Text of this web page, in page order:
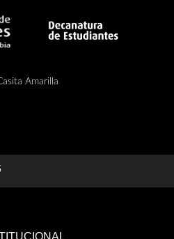
Amarilla